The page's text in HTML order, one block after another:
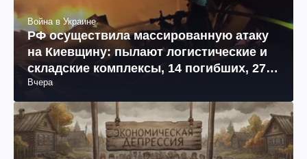
Война в Украине
РФ осуществила массированную атаку
на Киевщину: пылают логистические и
складские комплексы, 14 погибших, 27